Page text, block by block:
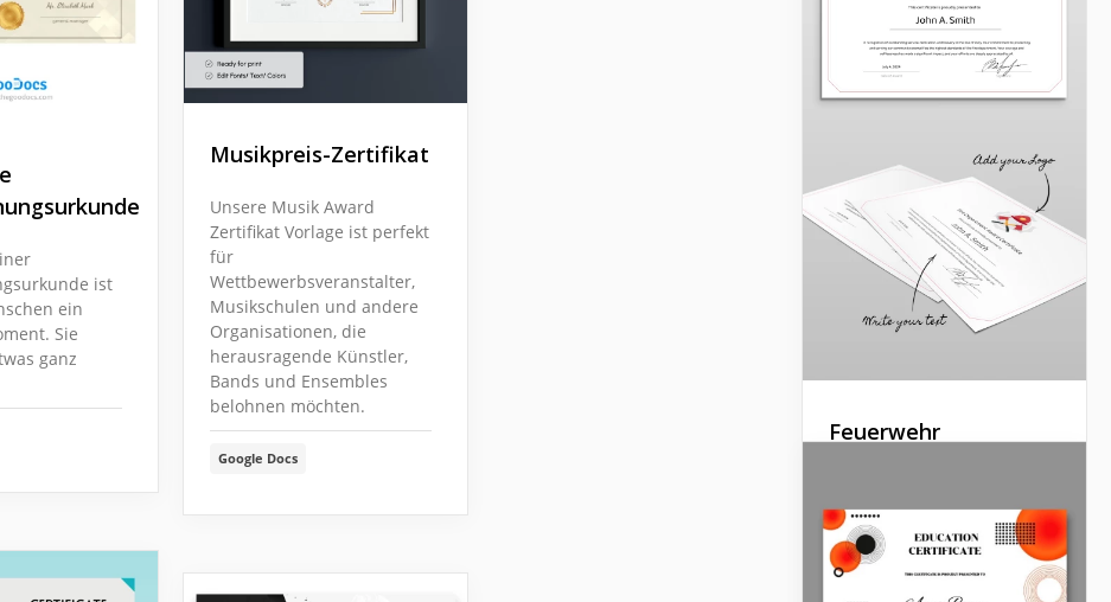
ist
ein
Sie
ganz
Musikpreis-Zertifikat
Unsere Musik Award
Zertifikat Vorlage ist perfekt
für
Wettbewerbsveranstalter,
Musikschulen und andere
Organisationen, die
herausragende Künstler,
Bands und Ensembles
belohnen möchten.
Google Docs
Feuerwehr
Unsere Vorlage für das
Feuerwehr-
Auszeichnungszertifikat